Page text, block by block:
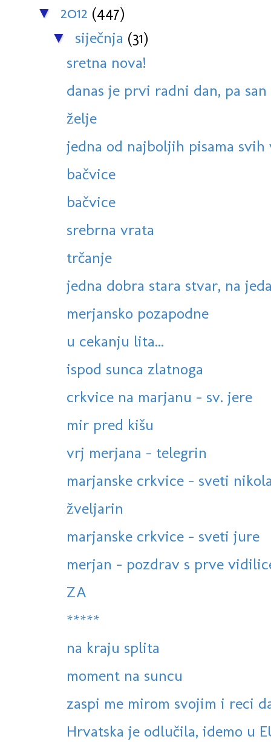
▼ 2012 (447)
▼ siječnja (31)
sretna nova!
danas je prvi radni dan, pa
želje
jedna od najboljih pisama svih
bačvice
bačvice
srebrna vrata
trčanje
jedna dobra stara stvar, na
merjansko pozapodne
u cekanju lita...
ispod sunca zlatnoga
crkvice na marjanu - sv. jere
mir pred kišu
vrj merjana - telegrin
marjanske crkvice - sveti
žveljarin
marjanske crkvice - sveti jure
merjan - pozdrav s prve
ZA
*****
na kraju splita
moment na suncu
zaspi me mirom svojim i reci
Hrvatska je odlučila, idemo u